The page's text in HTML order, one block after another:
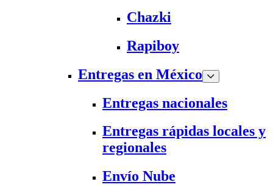
Chazki
Rapiboy
Entregas en México
Entregas nacionales
Entregas rápidas locales y
regionales
Envío Nube